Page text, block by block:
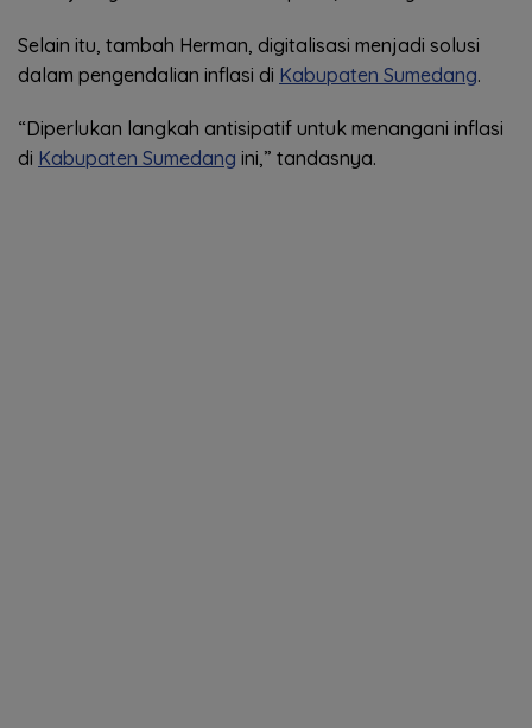
Selain itu, tambah Herman, digitalisasi menjadi solusi
dalam pengendalian inflasi di Kabupaten Sumedang.
“Diperlukan langkah antisipatif untuk menangani inflasi
di Kabupaten Sumedang ini,” tandasnya.